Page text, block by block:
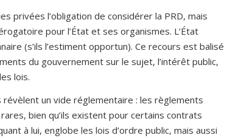
privées l’obligation de considérer la PRD, mais
pour l’État et ses organismes. L’État
(s’ils l’estiment opportun). Ce recours est balisé
du gouvernement sur le sujet, l’intérêt public,
lois.
révèlent un vide réglementaire : les règlements
bien qu’ils existent pour certains contrats
à lui, englobe les lois d’ordre public, mais aussi